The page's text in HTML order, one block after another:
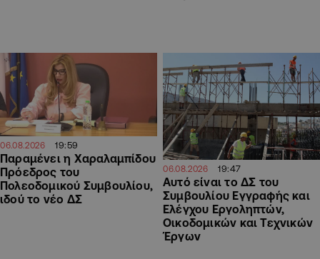
06.08.2026 19:59
Παραμένει η Χαραλαμπίδου
Πρόεδρος του
Πολεοδομικού Συμβουλίου,
ιδού το νέο ΔΣ
06.08.2026 19:47
Αυτό είναι το ΔΣ του
Συμβουλίου Εγγραφής και
Ελέγχου Εργοληπτών,
Οικοδομικών και Τεχνικών
Έργων